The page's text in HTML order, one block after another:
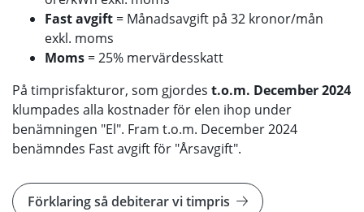
Fast avgift = Månadsavgift på 32 kronor/mån
exkl. moms
Moms = 25% mervärdesskatt
På timprisfakturor, som gjordes t.o.m. December 2024
klumpades alla kostnader för elen ihop under
benämningen "El". Fram t.o.m. December 2024
benämndes Fast avgift för "Årsavgift".
Förklaring så debiterar vi timpris